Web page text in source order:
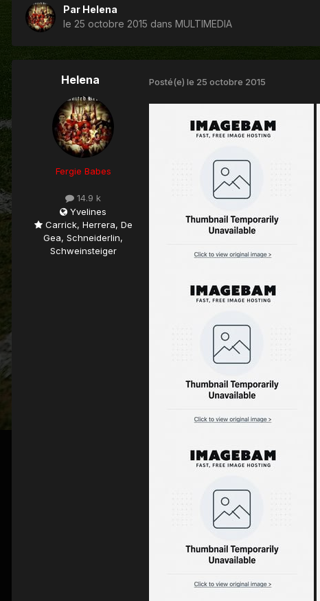
Par Helena
le 25 octobre 2015 dans MULTIMEDIA
Helena
Fergie Babes
14.9 k
Yvelines
Carrick, Herrera, De
Gea, Schneiderlin,
Schweinsteiger
Posté(e) le 25 octobre 2015